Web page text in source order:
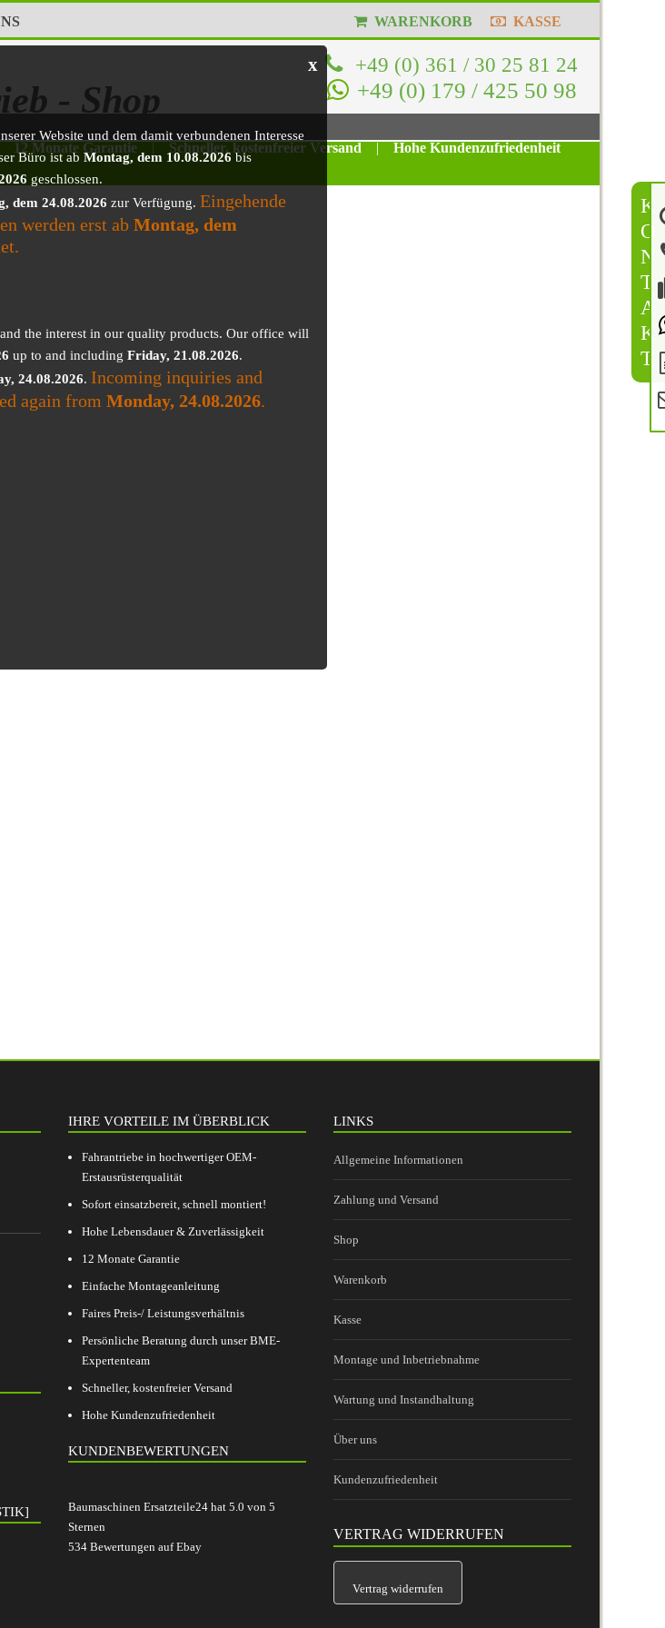
K
O
N
T
A
K
T
WARENKORB KASSE
+49 (0) 361 / 30 25 81 24
+49 (0) 179 / 425 50 98
- Shop
x
Website und dem damit verbundenen Interesse
Büro ist ab Montag, dem 10.08.2026bis
geschlossen.
dem 24.08.2026 zur Verfügung. Eingehende
werden erst ab Montag, dem
the interest in our quality products. Our office will
up to and including Friday, 21.08.2026.
24.08.2026. Incoming inquiries and
again from Monday, 24.08.2026.
12 Monate Garantie | Schneller, kostenfreier Versand |
Hohe Kundenzufriedenheit
IHRE VORTEILE IM ÜBERBLICK
Fahrantriebe in hochwertiger OEM-
Erstausrüsterqualität
Sofort einsatzbereit, schnell montiert!
Hohe Lebensdauer & Zuverlässigkeit
12 Monate Garantie
Einfache Montageanleitung
Faires Preis-/ Leistungsverhältnis
Persönliche Beratung durch unser BME-
Expertenteam
Schneller, kostenfreier Versand
Hohe Kundenzufriedenheit
KUNDENBEWERTUNGEN
Baumaschinen Ersatzteile24 hat 5.0 von 5
Sternen
534 Bewertungen auf Ebay
LINKS
Allgemeine Informationen
Zahlung und Versand
Shop
Warenkorb
Kasse
Montage und Inbetriebnahme
Wartung und Instandhaltung
Über uns
Kundenzufriedenheit
VERTRAG WIDERRUFEN
Vertrag widerrufen